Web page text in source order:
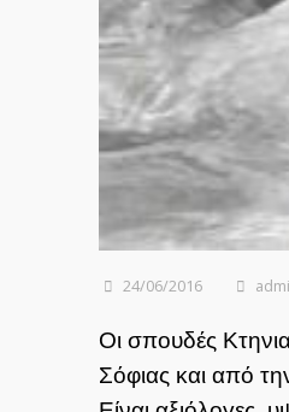
24/06/2016
Οι σπουδές
Σόφιας και από